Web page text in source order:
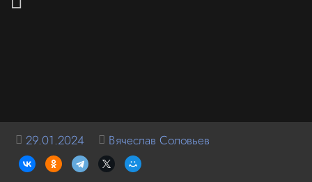
29.01.2024 Вячеслав Соловьев